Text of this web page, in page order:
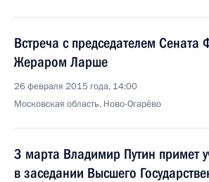
Встреча с председателем Сената
Жераром Ларше
26 февраля 2015 года, 14:00
Московская область, Ново-Огарёво
3 марта Владимир Путин примет
в заседании Высшего